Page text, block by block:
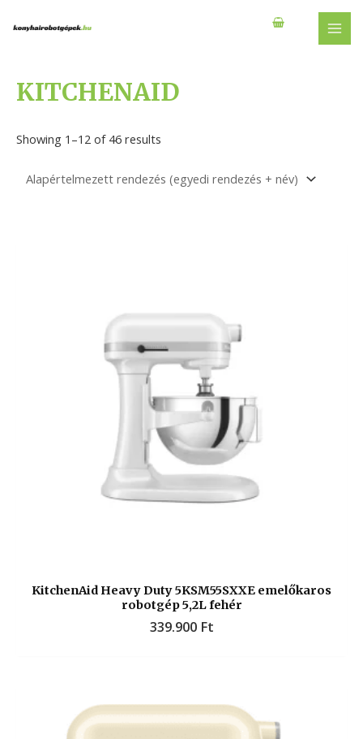
KITCHENAID
Showing 1–12 of 46 results
KitchenAid Heavy Duty 5KSM55SXXE emelőkaros
robotgép 5,2L fehér
339.900 Ft